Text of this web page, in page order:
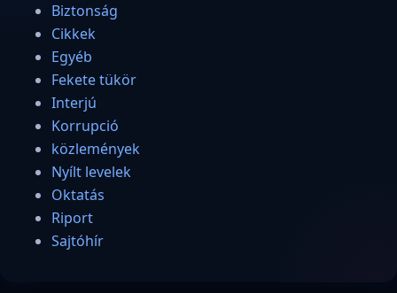
Biztonság
Cikkek
Egyéb
Fekete tükör
Interjú
Korrupció
közlemények
Nyílt levelek
Oktatás
Riport
Sajtóhír